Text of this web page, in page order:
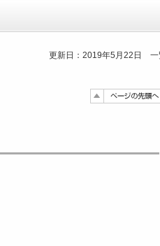
更新日：2019年5月22日 一